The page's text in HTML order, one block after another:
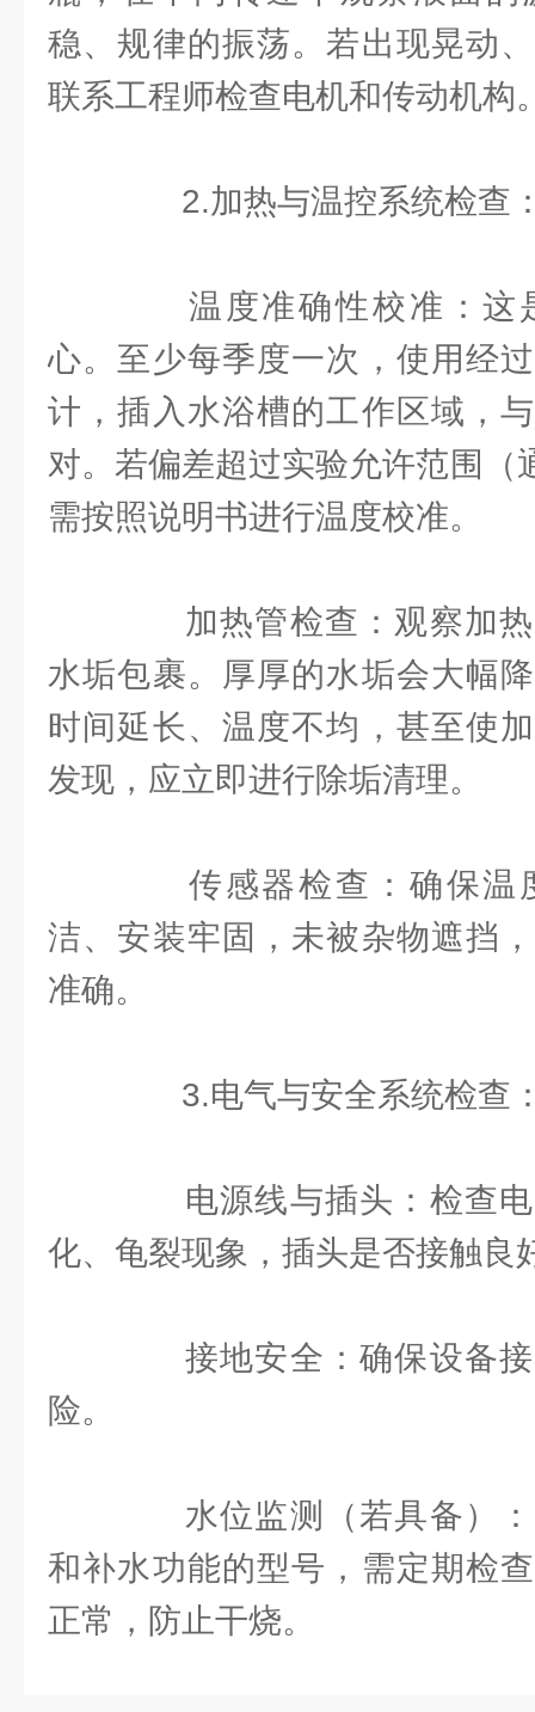
稳、规律的振荡。若出现晃动
联系工程师检查电机和传动机构
2.加热与温控系统检查
温度准确性校准：这
心。至少每季度一次，使用经
计，插入水浴槽的工作区域，
对。若偏差超过实验允许范围
需按照说明书进行温度校准。
加热管检查：观察加热
水垢包裹。厚厚的水垢会大幅
时间延长、温度不均，甚至使
发现，应立即进行除垢清理。
传感器检查：确保温
洁、安装牢固，未被杂物遮挡
准确。
3.电气与安全系统检查
电源线与插头：检查电
化、龟裂现象，插头是否接触良
接地安全：确保设备接
险。
水位监测（若具备）：
和补水功能的型号，需定期检
正常，防止干烧。